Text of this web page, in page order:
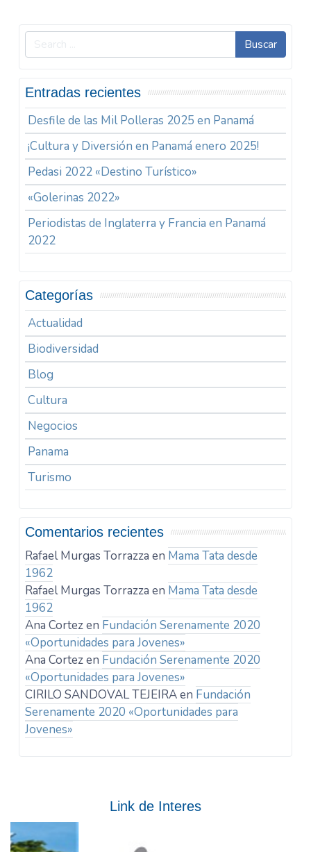
Buscar
Entradas recientes
Desfile de las Mil Polleras 2025 en Panamá
¡Cultura y Diversión en Panamá enero 2025!
Pedasi 2022 «Destino Turístico»
«Golerinas 2022»
Periodistas de Inglaterra y Francia en Panamá
2022
Categorías
Actualidad
Biodiversidad
Blog
Cultura
Negocios
Panama
Turismo
Comentarios recientes
Rafael Murgas Torrazza en Mama Tata desde
1962
Rafael Murgas Torrazza en Mama Tata desde
1962
Ana Cortezen Fundación Serenamente 2020
«Oportunidades para Jovenes»
Ana Cortezen Fundación Serenamente 2020
«Oportunidades para Jovenes»
CIRILO SANDOVAL TEJEIRAen Fundación
Serenamente 2020 «Oportunidades para
Jovenes»
Link de Interes